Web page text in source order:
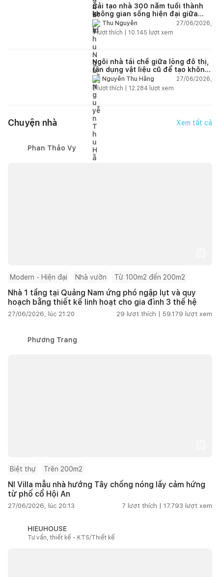
Cải tạo nhà 300 năm tuổi thành
không gian sống hiện đại giữa
thiên nhiên
Thu Nguyễn
27/06/2026,
1lượt thích | 10.145 lượt xem
Ngôi nhà tái chế giữa lòng đô thị,
tận dụng vật liệu cũ để tạo không
gian sống linh hoạt
Nguyễn Thu Hằng
27/06/2026,
2lượt thích | 12.284 lượt xem
Chuyện nhà Xem tất cả
Phan Thảo Vy
Modern - Hiện đại Nhà vườn Từ 100m2 đến 200m2
Nhà 1 tầng tại Quảng Nam ứng phó ngập lụt và quy
hoạch bằng thiết kế linh hoạt cho gia đình 3 thế hệ
27/06/2026, lúc 21:20 29 lượt thích | 59.179 lượt xem
Phương Trang
Biệt thự Trên 200m2
NI Villa mẫu nhà hướng Tây chống nóng lấy cảm hứng
từ phố cổ Hội An
27/06/2026, lúc 20:13 7 lượt thích | 17.793 lượt xem
HIEUHOUSE
Tư vấn, thiết kế - KTS/Thiết kế